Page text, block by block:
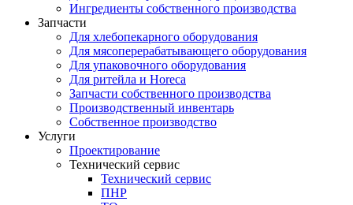
Ингредиенты собственного производства
Запчасти
Для хлебопекарного оборудования
Для мясоперерабатывающего оборудования
Для упаковочного оборудования
Для ритейла и Horeca
Запчасти собственного производства
Производственный инвентарь
Собственное производство
Услуги
Проектирование
Технический сервис
Технический сервис
ПНР